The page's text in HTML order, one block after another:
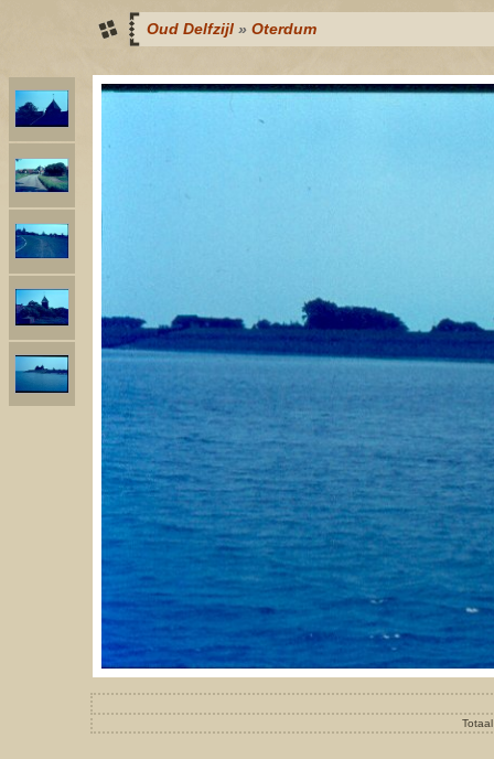
Oud Delfzijl » Oterdum